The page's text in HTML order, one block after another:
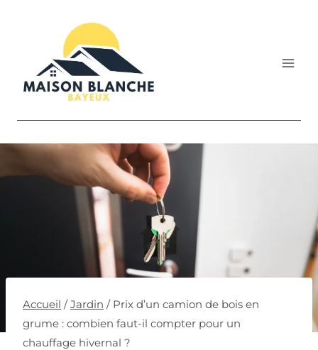
Accueil / Jardin / Prix d’un camion de bois en
grume : combien faut-il compter pour un
chauffage hivernal ?